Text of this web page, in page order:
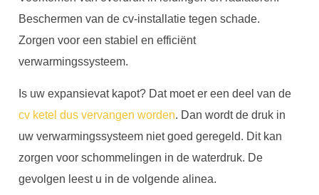
Beschermen van de cv-installatie tegen schade.
Zorgen voor een stabiel en efficiënt
verwarmingssysteem.
Is uw expansievat kapot? Dat moet er een deel van de
cv ketel dus vervangen worden. Dan wordt de druk in
uw verwarmingssysteem niet goed geregeld. Dit kan
zorgen voor schommelingen in de waterdruk. De
gevolgen leest u in de volgende alinea.